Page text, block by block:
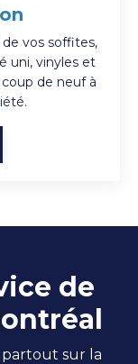
vos soffites,
uni, vinyles et
de neuf à
de
partout sur la